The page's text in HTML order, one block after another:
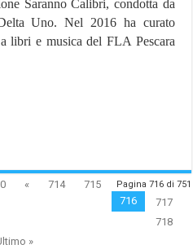
Saranno Calibri, condotta da
Uno. Nel 2016 ha curato
libri e musica del FLA Pescara
Pagina 716 di 751
« 714
715
716
717
718
»